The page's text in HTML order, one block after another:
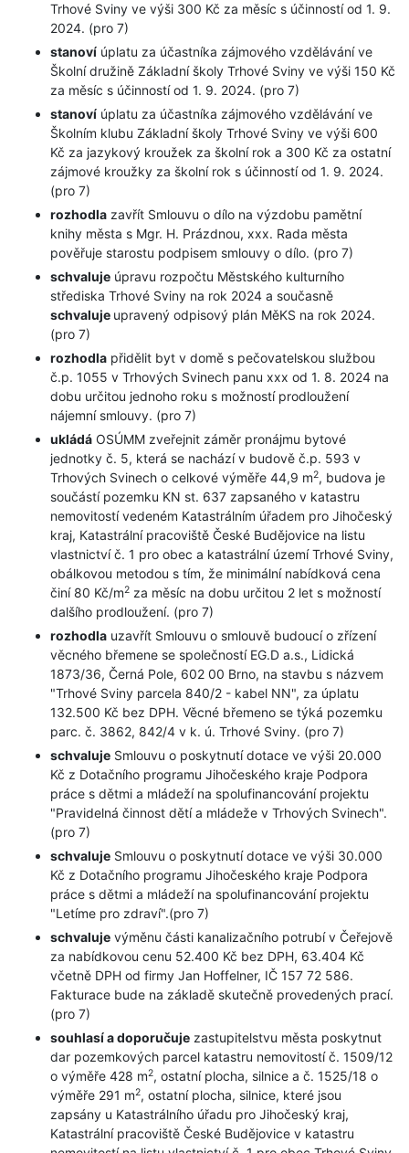
Trhové Sviny ve výši 300 Kč za měsíc s účinností od 1. 9.
2024. (pro 7)
stanoví úplatu za účastníka zájmového vzdělávání ve
Školní družině Základní školy Trhové Sviny ve výši 150 Kč
za měsíc s účinností od 1. 9. 2024. (pro 7)
stanoví úplatu za účastníka zájmového vzdělávání ve
Školním klubu Základní školy Trhové Sviny ve výši 600
Kč za jazykový kroužek za školní rok a 300 Kč za ostatní
zájmové kroužky za školní rok s účinností od 1. 9. 2024.
(pro 7)
rozhodla zavřít Smlouvu o dílo na výzdobu pamětní
knihy města s Mgr. H. Prázdnou, xxx. Rada města
pověřuje starostu podpisem smlouvy o dílo. (pro 7)
schvaluje úpravu rozpočtu Městského kulturního
střediska Trhové Sviny na rok 2024 a současně
schvaluje upravený odpisový plán MěKS na rok 2024.
(pro 7)
rozhodla přidělit byt v domě s pečovatelskou službou
č.p. 1055 v Trhových Svinech panu xxx od 1. 8. 2024 na
dobu určitou jednoho roku s možností prodloužení
nájemní smlouvy. (pro 7)
ukládá OSÚMM zveřejnit záměr pronájmu bytové
jednotky č. 5, která se nachází v budově č.p. 593 v
Trhových Svinech o celkové výměře 44,9 m2, budova je
součástí pozemku KN st. 637 zapsaného v katastru
nemovitostí vedeném Katastrálním úřadem pro Jihočeský
kraj, Katastrální pracoviště České Budějovice na listu
vlastnictví č. 1 pro obec a katastrální území Trhové Sviny,
obálkovou metodou s tím, že minimální nabídková cena
činí 80 Kč/m2 za měsíc na dobu určitou 2 let s možností
dalšího prodloužení. (pro 7)
rozhodla uzavřít Smlouvu o smlouvě budoucí o zřízení
věcného břemene se společností EG.D a.s., Lidická
1873/36, Černá Pole, 602 00 Brno, na stavbu s názvem
"Trhové Sviny parcela 840/2 - kabel NN", za úplatu
132.500 Kč bez DPH. Věcné břemeno se týká pozemku
parc. č. 3862, 842/4 v k. ú. Trhové Sviny. (pro 7)
schvaluje Smlouvu o poskytnutí dotace ve výši 20.000
Kč z Dotačního programu Jihočeského kraje Podpora
práce s dětmi a mládeží na spolufinancování projektu
"Pravidelná činnost dětí a mládeže v Trhových Svinech".
(pro 7)
schvaluje Smlouvu o poskytnutí dotace ve výši 30.000
Kč z Dotačního programu Jihočeského kraje Podpora
práce s dětmi a mládeží na spolufinancování projektu
"Letíme pro zdraví".(pro 7)
schvaluje výměnu části kanalizačního potrubí v Čeřejově
za nabídkovou cenu 52.400 Kč bez DPH, 63.404 Kč
včetně DPH od firmy Jan Hoffelner, IČ 157 72 586.
Fakturace bude na základě skutečně provedených prací.
(pro 7)
souhlasí a doporučuje zastupitelstvu města poskytnut
dar pozemkových parcel katastru nemovitostí č. 1509/12
o výměře 428 m2, ostatní plocha, silnice a č. 1525/18 o
výměře 291 m2, ostatní plocha, silnice, které jsou
zapsány u Katastrálního úřadu pro Jihočeský kraj,
Katastrální pracoviště České Budějovice v katastru